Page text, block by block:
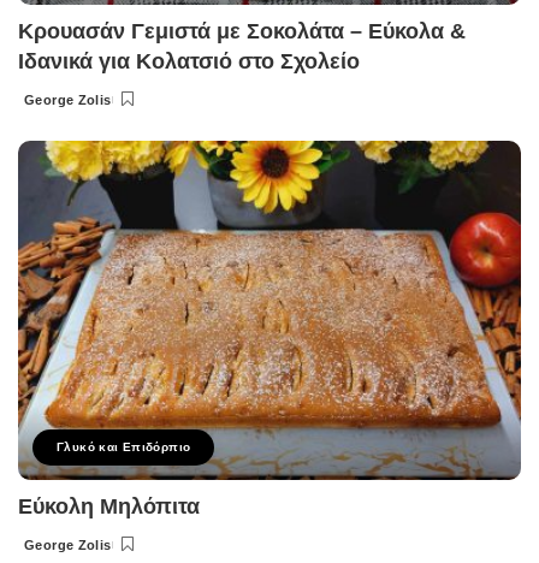
Κρουασάν Γεμιστά με Σοκολάτα – Εύκολα &
Ιδανικά για Κολατσιό στο Σχολείο
Posted
George Zolis
Γλυκό και Επιδόρπιο
Εύκολη Μηλόπιτα
Posted
George Zolis